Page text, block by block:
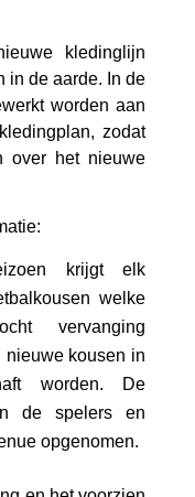
kledinglijn
in de aarde. In de
worden aan
zodat
over het nieuwe
krijgt elk
welke
vervanging
nieuwe kousen in
worden. De
de spelers en
opgenomen.